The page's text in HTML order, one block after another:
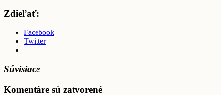
Zdieľať:
Facebook
Twitter
Súvisiace
Komentáre sú zatvorené